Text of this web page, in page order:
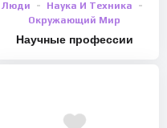
Люди
Наука И Техника
Окружающий Мир
Научные профессии